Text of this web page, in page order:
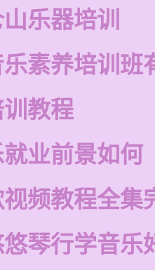
乐器培训
素养培训班
教程
业前景如何
频教程全集
琴行学音乐